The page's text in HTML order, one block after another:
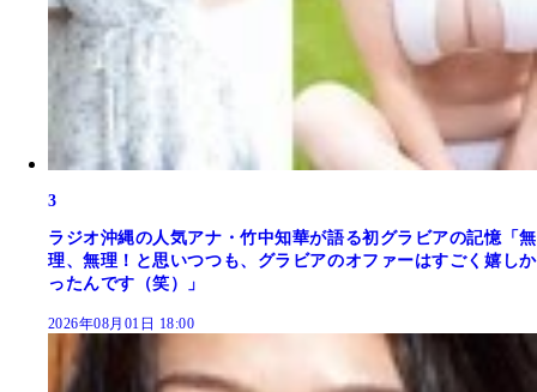
3
ラジオ沖縄の人気アナ・竹中知華が語る初グラビアの記憶「無
理、無理！と思いつつも、グラビアのオファーはすごく嬉しか
ったんです（笑）」
2026年08月01日 18:00